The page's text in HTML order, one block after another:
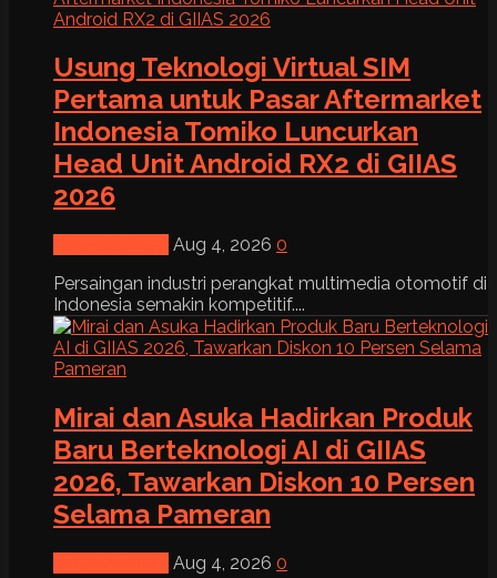
Usung Teknologi Virtual SIM
Pertama untuk Pasar Aftermarket
Indonesia Tomiko Luncurkan
Head Unit Android RX2 di GIIAS
2026
Aug 4, 2026 0
Persaingan industri perangkat multimedia otomotif di
Indonesia semakin kompetitif....
Mirai dan Asuka Hadirkan Produk
Baru Berteknologi AI di GIIAS
2026, Tawarkan Diskon 10 Persen
Selama Pameran
Aug 4, 2026 0